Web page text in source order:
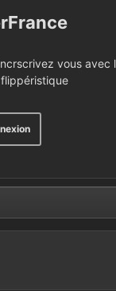
vous avec